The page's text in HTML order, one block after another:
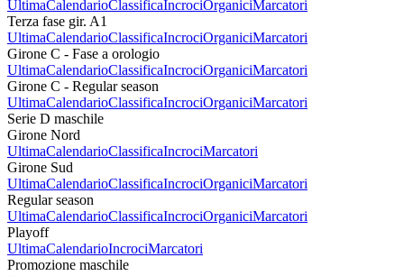
UltimaCalendarioClassificaIncrociOrganiciMarcatori
Terza fase gir. A1
UltimaCalendarioClassificaIncrociOrganiciMarcatori
Girone C - Fase a orologio
UltimaCalendarioClassificaIncrociOrganiciMarcatori
Girone C - Regular season
UltimaCalendarioClassificaIncrociOrganiciMarcatori
Serie D maschile
Girone Nord
UltimaCalendarioClassificaIncrociMarcatori
Girone Sud
UltimaCalendarioClassificaIncrociOrganiciMarcatori
Regular season
UltimaCalendarioClassificaIncrociOrganiciMarcatori
Playoff
UltimaCalendarioIncrociMarcatori
Promozione maschile